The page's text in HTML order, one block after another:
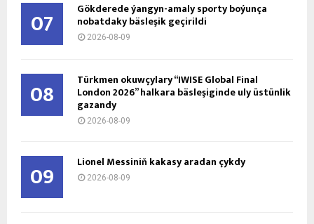
07 Gökderede ýangyn-amaly sporty boýunça
nobatdaky bäsleşik geçirildi
2026-08-09
08 Türkmen okuwçylary “IWISE Global Final
London 2026” halkara bäsleşiginde uly üstünlik
gazandy
2026-08-09
09 Lionel Messiniň kakasy aradan çykdy
2026-08-09